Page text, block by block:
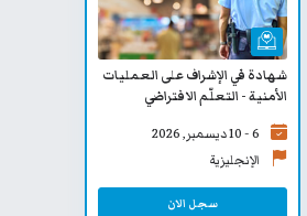
شهادة في الإشراف على العمليات
الأمنية - التعلّم الافتراضي
6 - 10 ديسمبر, 2026
الإنجليزية
سجل الان